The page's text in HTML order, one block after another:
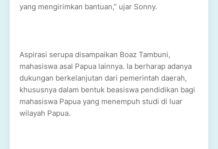
yang mengirimkan bantuan,” ujar Sonny.
Aspirasi serupa disampaikan Boaz Tambuni,
mahasiswa asal Papua lainnya. Ia berharap adanya
dukungan berkelanjutan dari pemerintah daerah,
khususnya dalam bentuk beasiswa pendidikan bagi
mahasiswa Papua yang menempuh studi di luar
wilayah Papua.